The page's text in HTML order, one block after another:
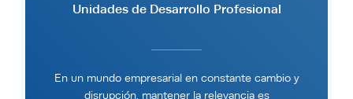
Unidades de Desarrollo Profesional
En un mundo empresarial en constante cambio y
disrupción, mantener la relevancia es